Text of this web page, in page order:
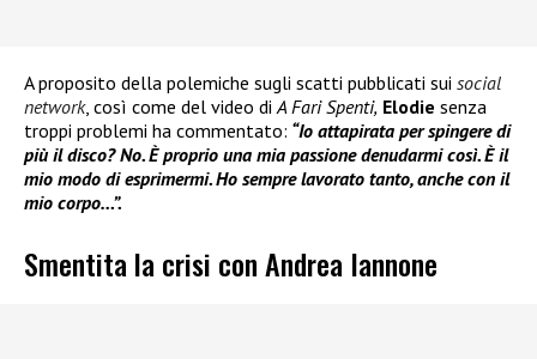
A proposito della polemiche sugli scatti pubblicati sui social
network, così come del video diA Fari Spenti, Elodie senza
troppi problemi ha commentato: “Io attapirata per spingere di
più il disco? No. È proprio una mia passione denudarmi così. È il
mio modo di esprimermi. Ho sempre lavorato tanto, anche con il
mio corpo…”.
Smentita la crisi con Andrea Iannone